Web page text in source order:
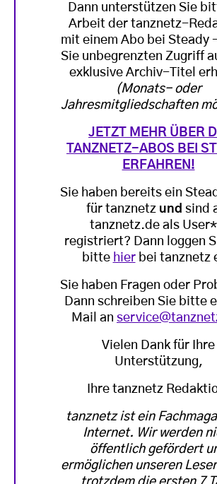
Dann unterstützen Sie
Arbeit der tanznetz-
mit einem Abo bei Steady
Sie unbegrenzten Zugriff
exklusive Archiv-Titel
(Monats- oder
Jahresmitgliedschaften
JETZT MEHR ÜBER
TANZNETZ-ABOS BEI
ERFAHREN!
Sie haben bereits ein
für tanznetz und sind
tanznetz.de als
registriert? Dann loggen
bitte hierbei tanznetz
Sie haben Fragen oder
Dann schreiben Sie bitte
Mail an
Vielen Dank für Ihre
Unterstützung,
Ihre tanznetz
tanznetz ist ein
Internet. Wir werden
öffentlich gefördert
ermöglichen unseren